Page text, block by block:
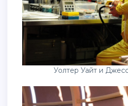
Уолтер Уайт и